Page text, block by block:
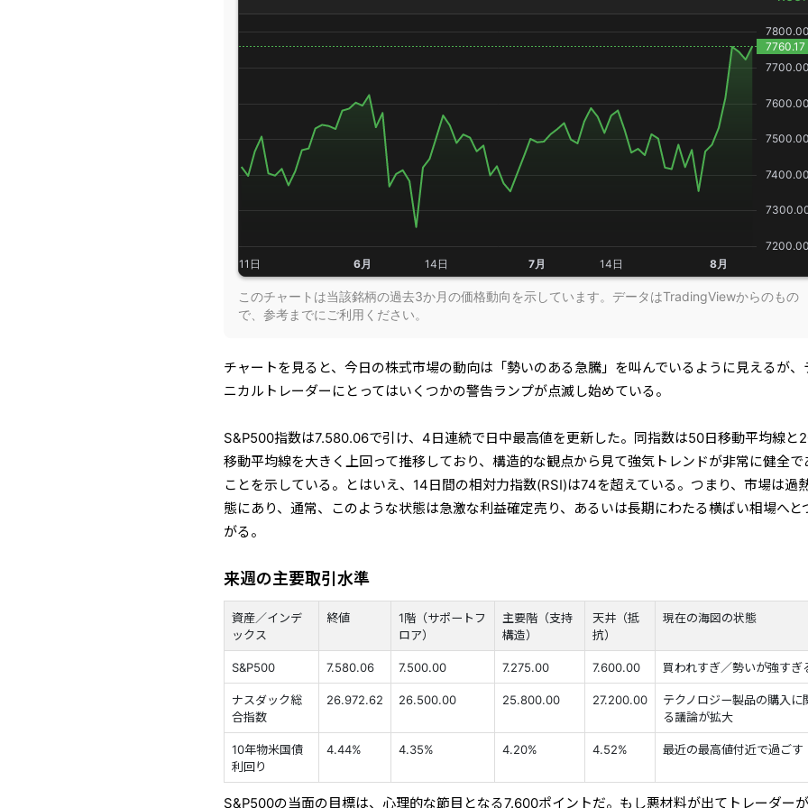
このチャートは当該銘柄の過去3か月の価格動向を示しています。データはTradingViewからのもの
で、参考までにご利用ください。
チャートを見ると、今日の株式市場の動向は「勢いのある急騰」を叫んでいるように見えるが、
ニカルトレーダーにとってはいくつかの警告ランプが点滅し始めている。
S&P500指数は7.580.06で引け、4日連続で日中最高値を更新した。同指数は50日移動平均線と
移動平均線を大きく上回って推移しており、構造的な観点から見て強気トレンドが非常に健全で
ことを示している。とはいえ、14日間の相対力指数(RSI)は74を超えている。つまり、市場は過
態にあり、通常、このような状態は急激な利益確定売り、あるいは長期にわたる横ばい相場へと
がる。
来週の主要取引水準
資産／インデ
ックス
終値
1階（サポートフ
ロア）
主要階（支持
構造）
天井（抵
抗）
現在の海図の状態
S&P500 7.580.06 7.500.00 7.275.00 7.600.00 買われすぎ／勢いが強すぎ
ナスダック総
合指数
26.972.62 26.500.00 25.800.00 27.200.00
テクノロジー製品の購入に
る議論が拡大
10年物米国債
利回り
4.44% 4.35% 4.20% 4.52% 最近の最高値付近で過ごす
S&P500の当面の目標は、心理的な節目となる7.600ポイントだ。もし悪材料が出てトレーダー